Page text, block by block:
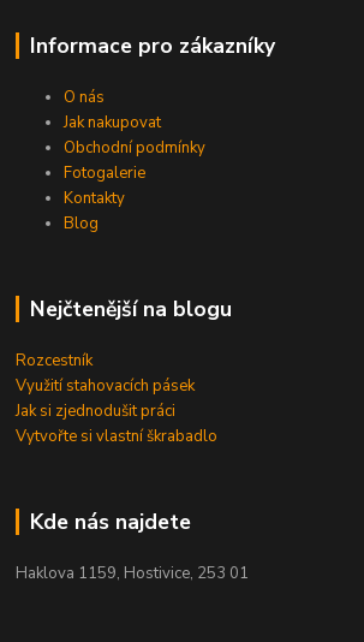
Informace pro zákazníky
O nás
Jak nakupovat
Obchodní podmínky
Fotogalerie
Kontakty
Blog
Nejčtenější na blogu
Rozcestník
Využití stahovacích pásek
Jak si zjednodušit práci
Vytvořte si vlastní škrabadlo
Kde nás najdete
Haklova 1159, Hostivice, 253 01